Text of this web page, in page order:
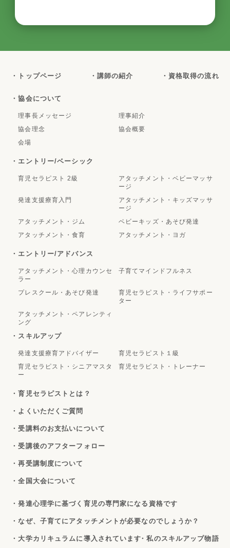
・トップページ ・講師の紹介 ・資格取得の流れ
・協会について
理事長メッセージ
理事紹介
協会理念
協会概要
会場
・エントリー/ベーシック
育児セラピスト 2級
アタッチメント・ベビーマッサ
ージ
発達支援療育入門
アタッチメント・キッズマッサ
ージ
アタッチメント・ジム
ベビーキッズ・あそび発達
アタッチメント・食育
アタッチメント・ヨガ
・エントリー/アドバンス
アタッチメント・心理カウンセ
ラー
子育てマインドフルネス
プレスクール・あそび発達
育児セラピスト・ライフサポー
ター
アタッチメント・ペアレンティ
ング
・スキルアップ
発達支援療育アドバイザー
育児セラピスト１級
育児セラピスト・シニアマスタ
ー
育児セラピスト・トレーナー
・育児セラピストとは？
・よくいただくご質問
・受講料のお支払いについて
・受講後のアフターフォロー
・再受講制度について
・全国大会について
・発達心理学に基づく育児の専門家になる資格です
・なぜ、子育てにアタッチメントが必要なのでしょうか？
・大学カリキュラムに導入されています・私のスキルアップ物語